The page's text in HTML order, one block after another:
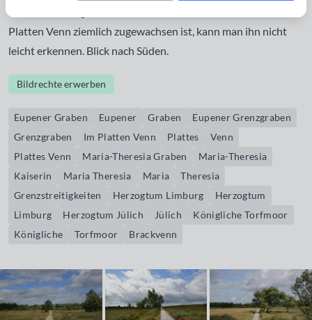
Platten Venn ziemlich zugewachsen ist, kann man ihn nicht
leicht erkennen. Blick nach Süden.
Bildrechte erwerben
Eupener Graben Eupener Graben
Eupener Grenzgraben
Grenzgraben
Im Platten Venn Plattes
Venn
Plattes Venn
Maria-Theresia Graben
Maria-Theresia
Kaiserin
Maria Theresia Maria
Theresia
Grenzstreitigkeiten
Herzogtum Limburg
Herzogtum
Limburg
Herzogtum Jülich Jülich
Königliche Torfmoor
Königliche
Torfmoor Brackvenn